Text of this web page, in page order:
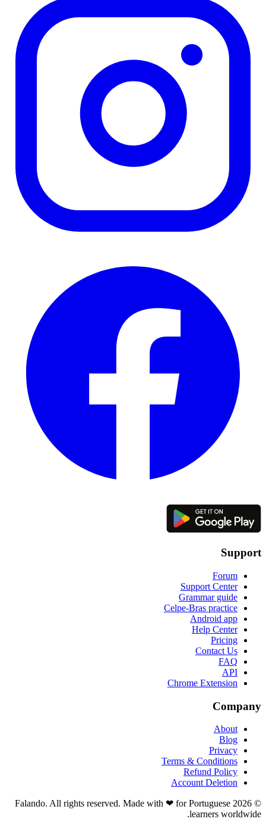
Support
Forum
Support Center
Grammar guide
Celpe-Bras practice
Android app
Help Center
Pricing
Contact Us
FAQ
API
Chrome Extension
Company
About
Blog
Privacy
Terms & Conditions
Refund Policy
Account Deletion
© 2026 Falando. All rights reserved. Made with ❤ for Portuguese
learners worldwide.